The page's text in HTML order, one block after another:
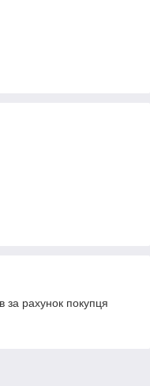
за рахунок покупця